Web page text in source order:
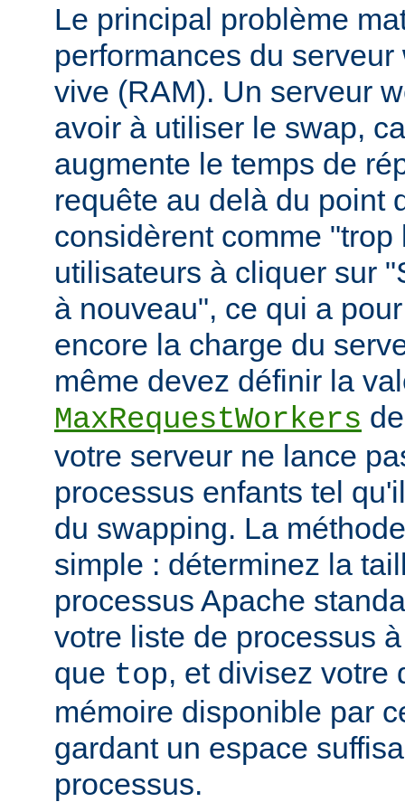
Le principal problème
performances du
vive (RAM). Un serveur
avoir à utiliser le swap,
augmente le temps de
requête au delà du point
considèrent comme
utilisateurs à cliquer sur
à nouveau", ce qui a
encore la charge du
même devez définir la
MaxRequestWorkers
votre serveur ne lance
processus enfants tel
du swapping. La
simple : déterminez la
processus Apache
votre liste de processus
que top, et divisez votre
mémoire disponible par
gardant un espace
processus.